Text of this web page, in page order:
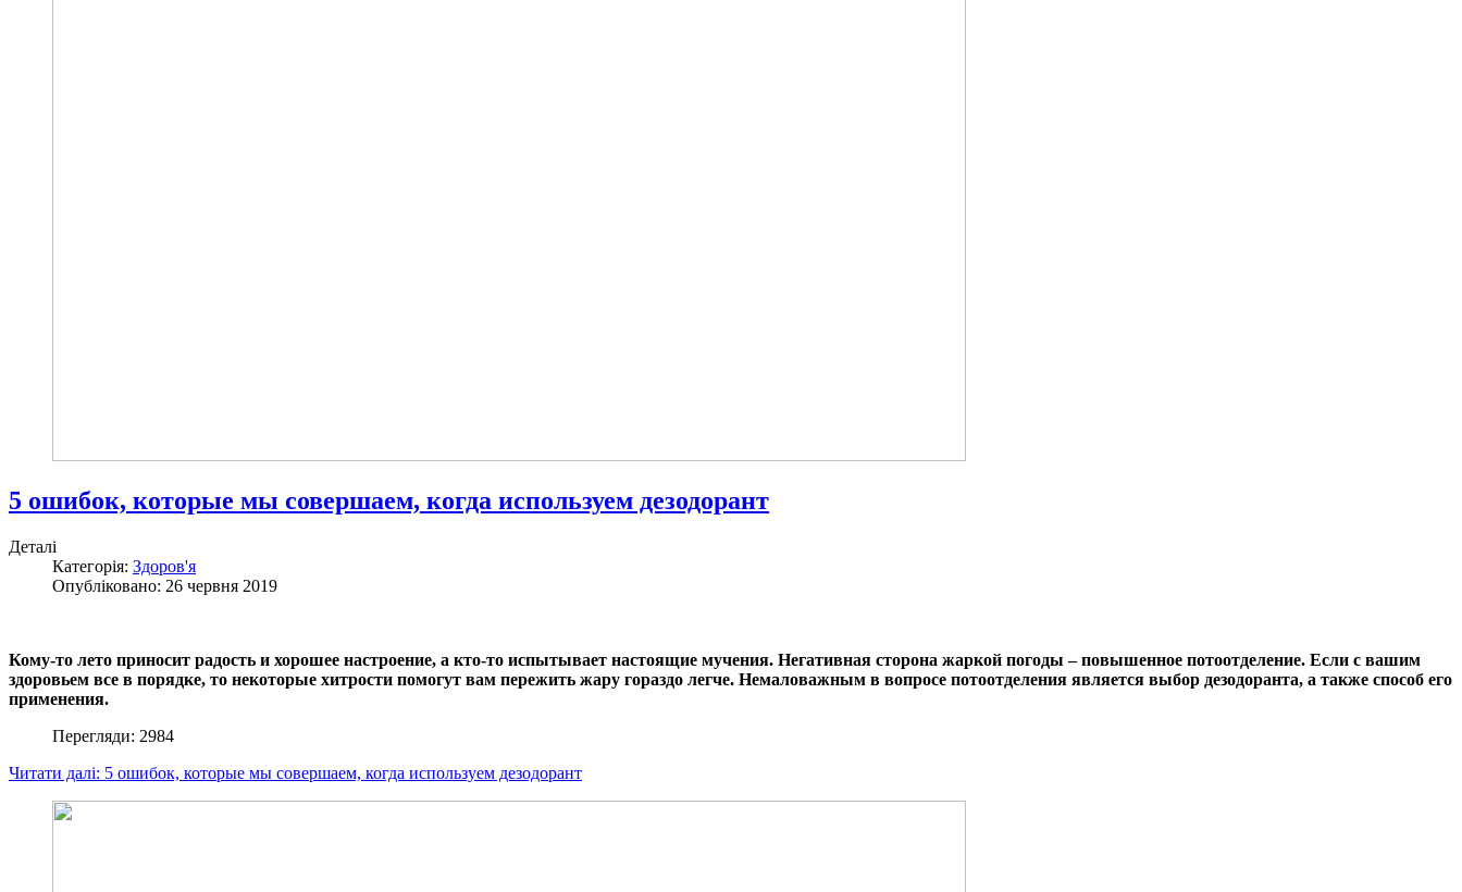
5 ошибок, которые мы совершаем, когда используем дезодорант
Деталі
Категорія: Здоров'я
Опубліковано: 26 червня 2019
Кому-то лето приносит радость и хорошее настроение, а кто-то испытывает настоящие мучения. Негативная сторона жаркой погоды – повышенное потоотделение. Если с вашим
здоровьем все в порядке, то некоторые хитрости помогут вам пережить жару гораздо легче. Немаловажным в вопросе потоотделения является выбор дезодоранта, а также способ его
применения.
Перегляди: 2984
Читати далі: 5 ошибок, которые мы совершаем, когда используем дезодорант